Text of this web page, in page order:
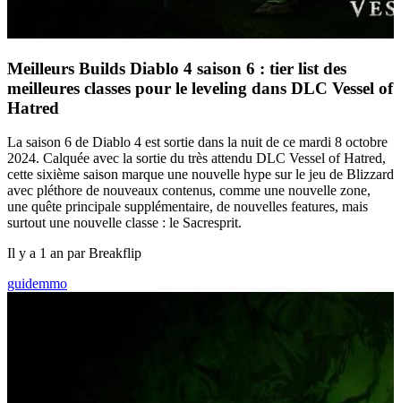
Meilleurs Builds Diablo 4 saison 6 : tier list des
meilleures classes pour le leveling dans DLC Vessel of
Hatred
La saison 6 de Diablo 4 est sortie dans la nuit de ce mardi 8 octobre
2024. Calquée avec la sortie du très attendu DLC Vessel of Hatred,
cette sixième saison marque une nouvelle hype sur le jeu de Blizzard
avec pléthore de nouveaux contenus, comme une nouvelle zone,
une quête principale supplémentaire, de nouvelles features, mais
surtout une nouvelle classe : le Sacresprit.
Il y a 1 an par Breakflip
guidemmo